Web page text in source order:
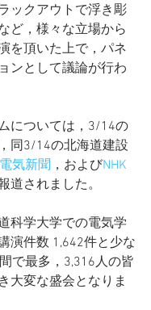
ックアウトで浮き彫
ど，様々な立場から
を頂いた上で，パネ
ンとして議論が行わ
については，3/14の
同3/14の北海道建設
電気新聞 ，およびNHK
道されました。
科学大学での電気学
演件数 1,642件と少な
で最多，3,316人の皆
大変な盛会となりま